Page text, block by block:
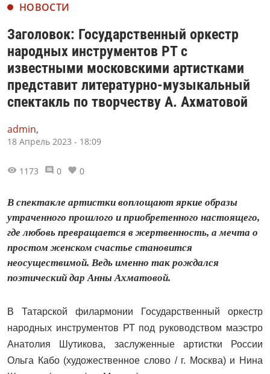
НОВОСТИ
Заголовок: Государственный оркестр
народных инструментов РТ с
известными московскими артистками
представит литературно-музыкальный
спектакль по творчеству А. Ахматовой
admin,
18 Апрель 2023 - 18:09
1173 0 0
В спектакле артистки воплощают яркие образы
утраченного прошлого и приобретенного настоящего,
где любовь превращается в жертвенность, а мечта о
простом женском счастье становится
неосуществимой. Ведь именно так рождался
поэтический дар Анны Ахматовой.
В Татарской филармонии Государственный оркестр
народных инструментов РТ под руководством маэстро
Анатолия Шутикова, заслуженные артистки России
Ольга Кабо (художественное слово / г. Москва) и Нина